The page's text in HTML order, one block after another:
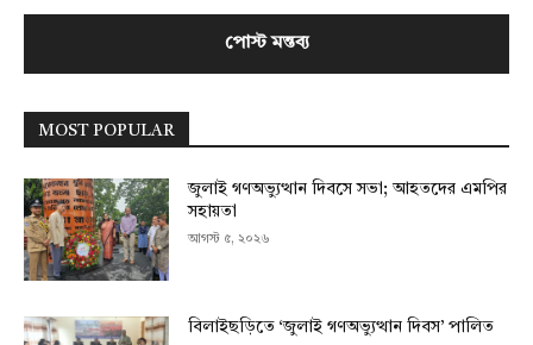
MOST POPULAR
জুলাই গণঅভ্যুত্থান দিবসে সভা; আহতদের এমপির
সহায়তা
আগস্ট ৫, ২০২৬
বিলাইছড়িতে ‘জুলাই গণঅভ্যুত্থান দিবস’ পালিত